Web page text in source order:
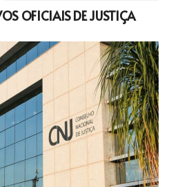
OFICIAIS DE JUSTIÇA